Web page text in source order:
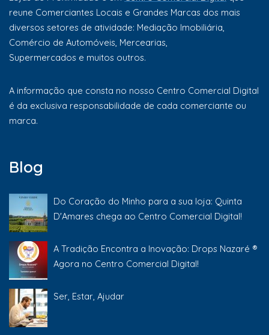
reune Comerciantes Locais e Grandes Marcas dos mais
diversos setores de atividade: Mediação Imobiliária,
Comércio de Automóveis, Mercearias,
Supermercados e muitos outros.
A informação que consta no nosso Centro Comercial Digital
é da exclusiva responsabilidade de cada comerciante ou
marca.
Blog
Do Coração do Minho para a sua loja: Quinta
D'Amares chega ao Centro Comercial Digital!
A Tradição Encontra a Inovação: Drops Nazaré ®
Agora no Centro Comercial Digital!
Ser, Estar, Ajudar